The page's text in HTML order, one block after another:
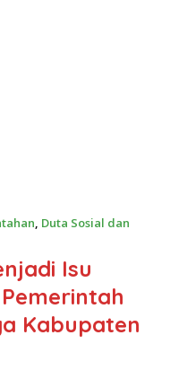
, Duta Sosial dan
Isu
Kabupaten